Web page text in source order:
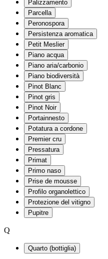
Palizzamento
Parcella
Peronospora
Persistenza aromatica
Petit Meslier
Piano acqua
Piano aria/carbonio
Piano biodiversità
Pinot Blanc
Pinot gris
Pinot Noir
Portainnesto
Potatura a cordone
Premier cru
Pressatura
Primat
Primo naso
Prise de mousse
Profilo organolettico
Protezione del vitigno
Pupitre
Q
Quarto (bottiglia)